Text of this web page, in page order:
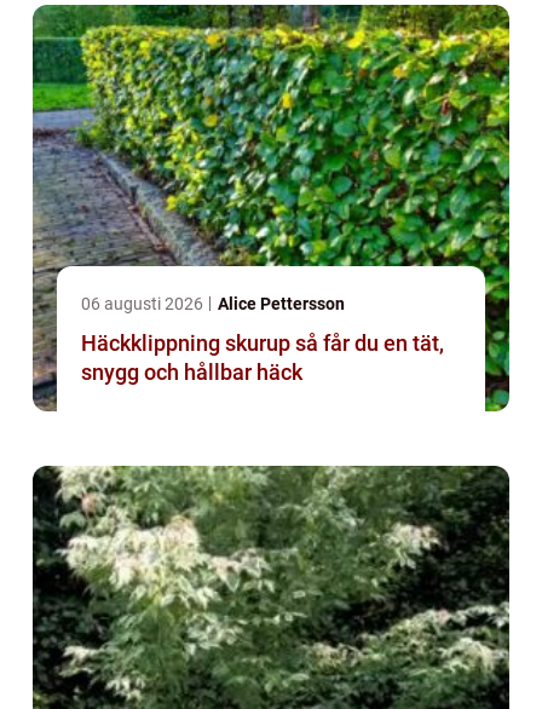
06 augusti 2026 Alice Pettersson
Häckklippning skurup så får du en tät,
snygg och hållbar häck